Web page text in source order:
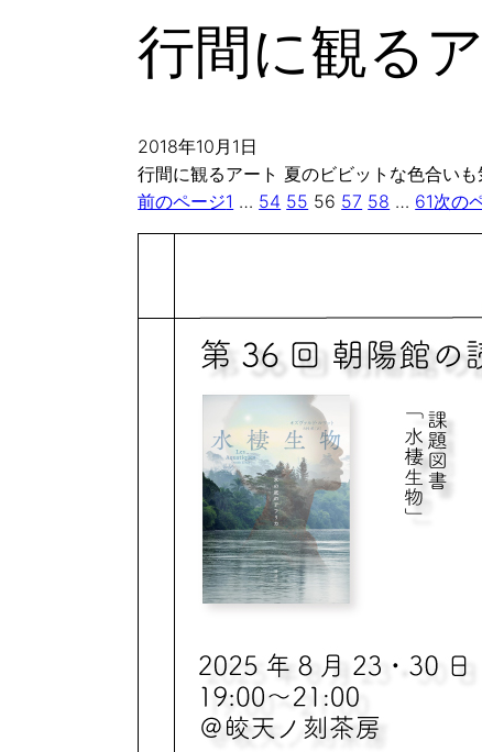
行間に観る
2018年10月1日
行間に観るアート 夏のビビットな色合い
前のページ1 … 54 55 56 57 58 … 61次の